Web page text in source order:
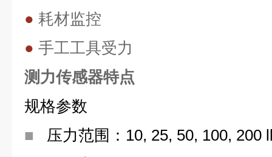
● 耗材监控
● 手工工具受力
测力传感器特点
规格参数
■
压力范围：10, 25, 50, 100, 200